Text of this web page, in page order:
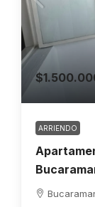
ARRIENDO